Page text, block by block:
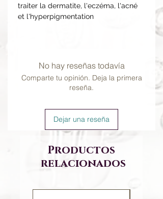
traiter la dermatite, l'eczéma, l'acné
et l'hyperpigmentation
No hay reseñas todavía
Comparte tu opinión. Deja la primera
reseña.
Dejar una reseña
Productos
relacionados